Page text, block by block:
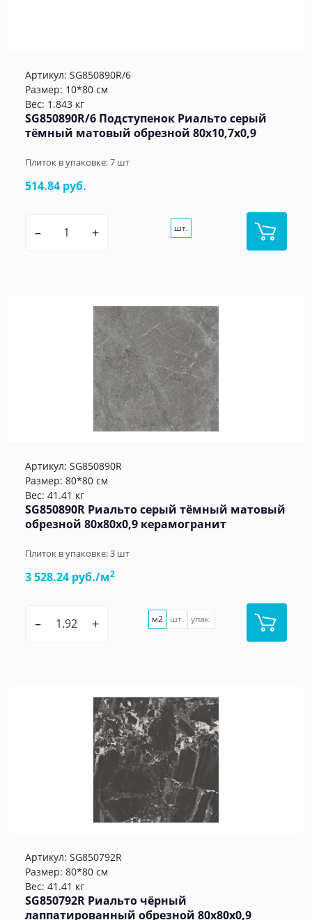
Артикул: SG850890R/6
Размер: 10*80 см
Вес: 1.843 кг
SG850890R/6 Подступенок Риальто серый
тёмный матовый обрезной 80x10,7x0,9
Плиток в упаковке:7 шт
514.84 руб.
– + шт.
Артикул: SG850890R
Размер: 80*80 см
Вес: 41.41 кг
SG850890R Риальто серый тёмный матовый
обрезной 80x80x0,9 керамогранит
Плиток в упаковке:3 шт
3 528.24 руб./м2
– + м2 шт. упак.
Артикул: SG850792R
Размер: 80*80 см
Вес: 41.41 кг
SG850792R Риальто чёрный
лаппатированный обрезной 80x80x0,9